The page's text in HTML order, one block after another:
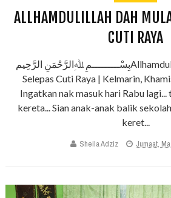
ALLHAMDULILLAH DAH
CUTI RAYA
بِسْـــــــــمِ ﷲِالرَّحْمَنِ الرَّحِيمAllhamdulillah Dah Mula Kerja
Selepas Cuti Raya | Kelmarin,
Ingatkan nak masuk hari Rabu
kereta... Sian anak-anak balik
keret...
Sheila Adziz Jumaat,